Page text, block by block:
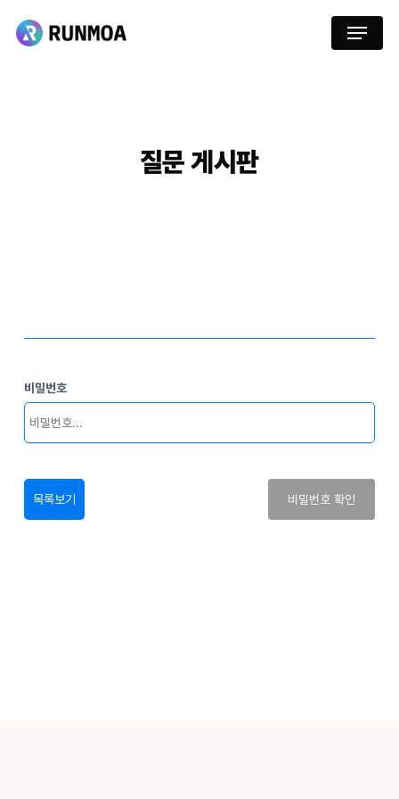
Menu
질문 게시판
비밀번호
목록보기 비밀번호 확인